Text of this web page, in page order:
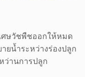
ศษวัชพืชออกให้หมด
ยน้ำระหว่างร่องปลูก
ว่านการปลูก